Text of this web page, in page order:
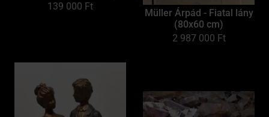
139 000 Ft
Müller Árpád - Fiatal lány
(80x60 cm)
2 987 000 Ft